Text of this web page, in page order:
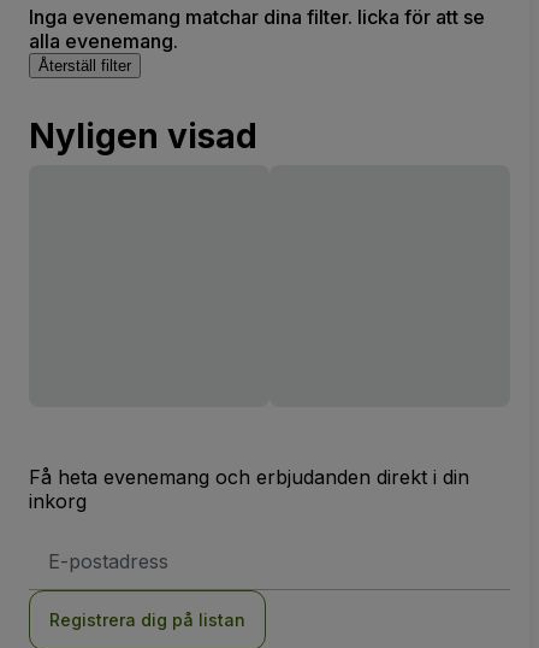
Inga evenemang matchar dina filter. licka för att se
alla evenemang.
Återställ filter
Nyligen visad
Få heta evenemang och erbjudanden direkt i din
inkorg
postadress
Registrera dig på listan